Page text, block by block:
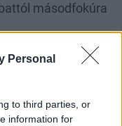
Personal
to third parties, or
information for
másodfokúra